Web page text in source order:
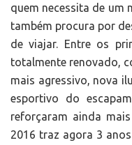
quem necessita de um
também procura por
de viajar. Entre os
totalmente renovado,
mais agressivo, nova
esportivo do
reforçaram ainda
2016 traz agora 3